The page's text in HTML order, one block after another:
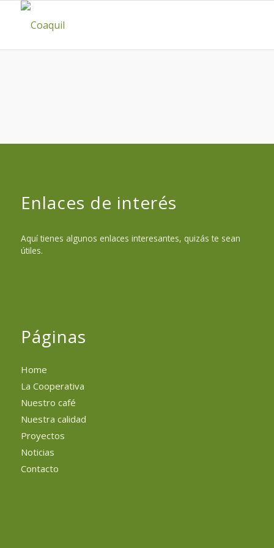
Enlaces de interés
Aquí tienes algunos enlaces interesantes, quizás te sean
útiles.
Páginas
Home
La Cooperativa
Nuestro café
Nuestra calidad
Proyectos
Noticias
Contacto